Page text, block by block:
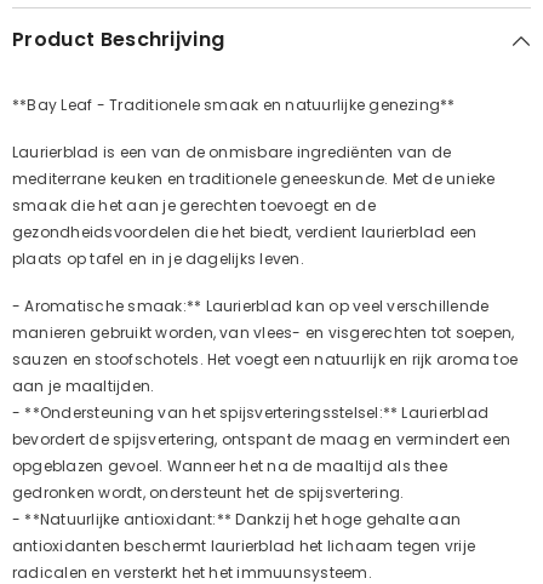
Product Beschrijving
**Bay Leaf - Traditionele smaak en natuurlijke genezing**
Laurierblad is een van de onmisbare ingrediënten van de
mediterrane keuken en traditionele geneeskunde. Met de unieke
smaak die het aan je gerechten toevoegt en de
gezondheidsvoordelen die het biedt, verdient laurierblad een
plaats op tafel en in je dagelijks leven.
- Aromatische smaak:** Laurierblad kan op veel verschillende
manieren gebruikt worden, van vlees- en visgerechten tot soepen,
sauzen en stoofschotels. Het voegt een natuurlijk en rijk aroma toe
aan je maaltijden.
- **Ondersteuning van het spijsverteringsstelsel:** Laurierblad
bevordert de spijsvertering, ontspant de maag en vermindert een
opgeblazen gevoel. Wanneer het na de maaltijd als thee
gedronken wordt, ondersteunt het de spijsvertering.
- **Natuurlijke antioxidant:** Dankzij het hoge gehalte aan
antioxidanten beschermt laurierblad het lichaam tegen vrije
radicalen en versterkt het het immuunsysteem.